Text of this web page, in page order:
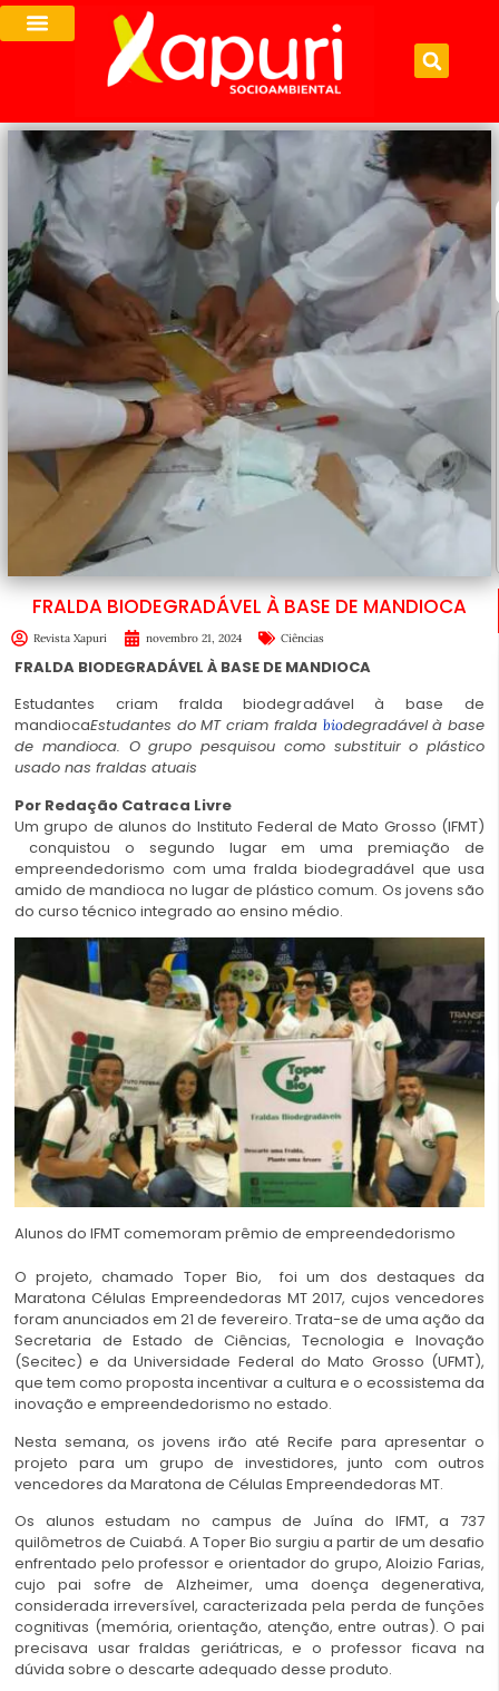
FRALDA BIODEGRADÁVEL À BASE DE MANDIOCA
Revista Xapuri novembro 21, 2024 Ciências
FRALDA BIODEGRADÁVEL À BASE DE MANDIOCA
Estudantes criam fralda biodegradável à base de
mandiocaEstudantes do MT criam fralda biodegradável à base
de mandioca. O grupo pesquisou como substituir o plástico
usado nas fraldas atuais
Por Redação Catraca Livre
Um grupo de alunos do Instituto Federal de Mato Grosso (IFMT)
conquistou o segundo lugar em uma premiação de
empreendedorismo com uma fralda biodegradável que usa
amido de mandioca no lugar de plástico comum. Os jovens são
do curso técnico integrado ao ensino médio.
Alunos do IFMT comemoram prêmio de empreendedorismo
O projeto, chamado Toper Bio, foi um dos destaques da
Maratona Células Empreendedoras MT 2017, cujos vencedores
foram anunciados em 21 de fevereiro. Trata-se de uma ação da
Secretaria de Estado de Ciências, Tecnologia e Inovação
(Secitec) e da Universidade Federal do Mato Grosso (UFMT),
que tem como proposta incentivar a cultura e o ecossistema da
inovação e empreendedorismo no estado.
Nesta semana, os jovens irão até Recife para apresentar o
projeto para um grupo de investidores, junto com outros
vencedores da Maratona de Células Empreendedoras MT.
Os alunos estudam no campus de Juína do IFMT, a 737
quilômetros de Cuiabá. A Toper Bio surgiu a partir de um desafio
enfrentado pelo professor e orientador do grupo, Aloizio Farias,
cujo pai sofre de Alzheimer, uma doença degenerativa,
considerada irreversível, caracterizada pela perda de funções
cognitivas (memória, orientação, atenção, entre outras). O pai
precisava usar fraldas geriátricas, e o professor ficava na
dúvida sobre o descarte adequado desse produto.